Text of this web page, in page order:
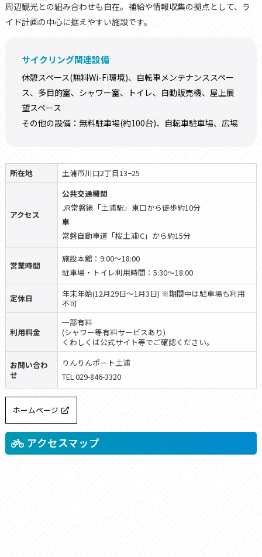
周辺観光との組み合わせも自在。補給や情報収集の拠点として、ラ
イド計画の中心に据えやすい施設です。
サイクリング関連設備
休憩スペース(無料Wi-Fi環境)、自転車メンテナンススペー
ス、多目的室、シャワー室、トイレ、自動販売機、屋上展
望スペース
その他の設備：無料駐車場(約100台)、自転車駐車場、広場
所在地 土浦市川口2丁目13−25
アクセス
公共交通機関
JR常磐線「土浦駅」東口から徒歩約10分
車
常磐自動車道「桜土浦IC」から約15分
営業時間
施設本館：9:00〜18:00
駐車場・トイレ利用時間：5:30〜18:00
定休日
年末年始(12月29日〜1月3日) ※期間中は駐車場も利用
不可
利用料金
一部有料
(シャワー等有料サービスあり)
くわしくは公式サイト等でご確認ください。
お問い合わ
せ
りんりんポート土浦
TEL 029-846-3320
ホームページ
アクセスマップ